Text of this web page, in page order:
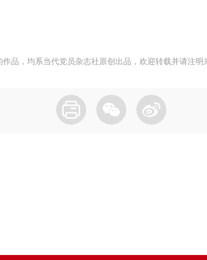
品，均系当代党员杂志社原创出品，欢迎转载并请注明